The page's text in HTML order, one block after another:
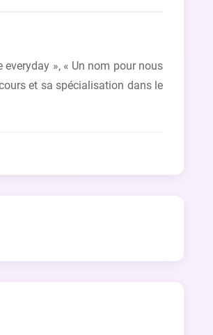
», « Un nom pour nous
et sa spécialisation dans le